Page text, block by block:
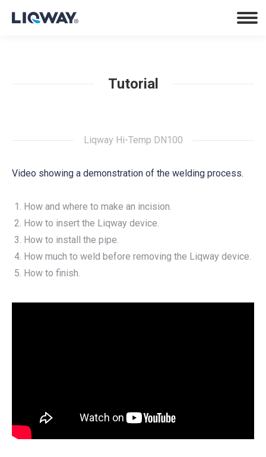
Tutorial
Liqway Hi-Temp DN100
Video showing a demonstration of the welding process.
How and where to make an incision.
How to insert the Liqway device.
How to install the pipe.
How much to weld before removing the Liqway device.
How to finish.